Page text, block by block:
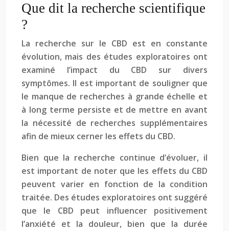
Que dit la recherche scientifique
?
La recherche sur le CBD est en constante
évolution, mais des études exploratoires ont
examiné l’impact du CBD sur divers
symptômes. Il est important de souligner que
le manque de recherches à grande échelle et
à long terme persiste et de mettre en avant
la nécessité de recherches supplémentaires
afin de mieux cerner les effets du CBD.
Bien que la recherche continue d’évoluer, il
est important de noter que les effets du CBD
peuvent varier en fonction de la condition
traitée. Des études exploratoires ont suggéré
que le CBD peut influencer positivement
l’anxiété et la douleur, bien que la durée